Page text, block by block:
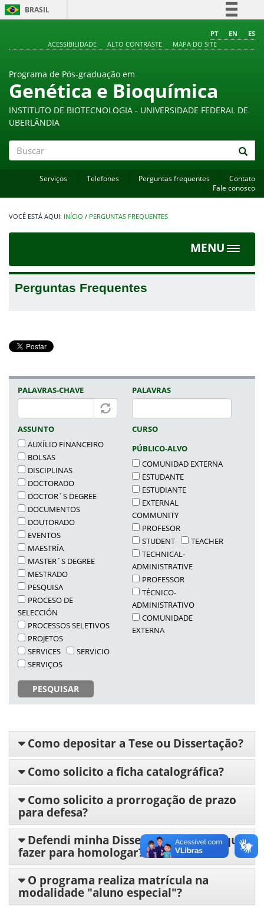
BRASIL
Comunica BR
Acesso à informação
Legislação
PT EN
ES
ACESSIBILIDADE
ALTO CONTRASTE MAPA DO SITE
Programa de Pós-graduação em
Genética e Bioquímica
INSTITUTO DE BIOTECNOLOGIA - UNIVERSIDADE FEDERAL DE
UBERLÂNDIA
Serviços Telefones Perguntas frequentes
Contato
Fale conosco
INÍCIO / PERGUNTAS FREQUENTES
MENU
Toggle
Perguntas Frequentes
PALAVRAS-CHAVE
ASSUNTO
AUXÍLIO FINANCEIRO
BOLSAS
DISCIPLINAS
DOCTORADO
DOCTOR´S DEGREE
DOCUMENTOS
DOUTORADO
EVENTOS
MAESTRÍA
MASTER´S DEGREE
MESTRADO
PESQUISA
PROCESO DE
SELECCIÓN
PROCESSOS SELETIVOS
PROJETOS
SERVICES
SERVICIO
SERVIÇOS
PESQUISAR
PALAVRAS
CURSO
PÚBLICO-ALVO
COMUNIDAD EXTERNA
ESTUDANTE
ESTUDIANTE
EXTERNAL
COMMUNITY
PROFESOR
STUDENT
TEACHER
TECHNICAL-
ADMINISTRATIVE
PROFESSOR
TÉCNICO-
ADMINISTRATIVO
COMUNIDADE
EXTERNA
Como depositar a Tese ou Dissertação?
Como solicito a ficha catalográfica?
Como solicito a prorrogação de prazo
para defesa?
Defendi minha Dissertação/Tese. O que
fazer para homologar?
O programa realiza matrícula na
modalidade "aluno especial"?